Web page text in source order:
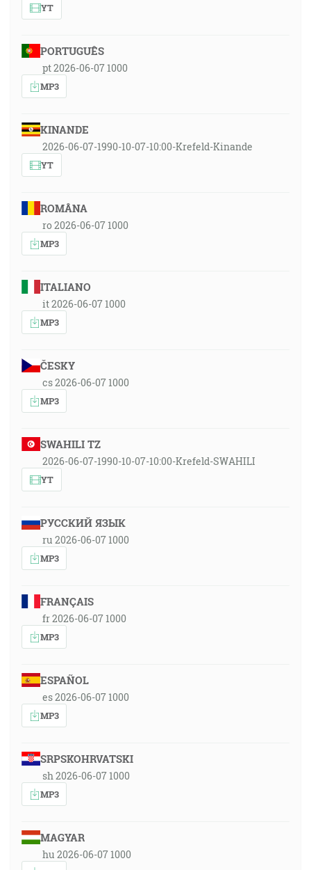
YT
PORTUGUÊS
pt 2026-06-07 1000
MP3
KINANDE
2026-06-07-1990-10-07-10:00-Krefeld-Kinande
YT
ROMÂNA
ro 2026-06-07 1000
MP3
ITALIANO
it 2026-06-07 1000
MP3
ČESKY
cs 2026-06-07 1000
MP3
SWAHILI TZ
2026-06-07-1990-10-07-10:00-Krefeld-SWAHILI
YT
РУССКИЙ ЯЗЫК
ru 2026-06-07 1000
MP3
FRANÇAIS
fr 2026-06-07 1000
MP3
ESPAÑOL
es 2026-06-07 1000
MP3
SRPSKOHRVATSKI
sh 2026-06-07 1000
MP3
MAGYAR
hu 2026-06-07 1000